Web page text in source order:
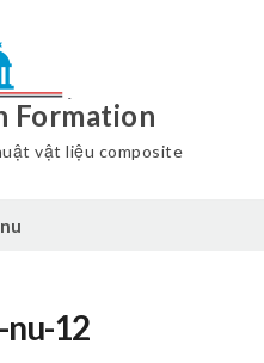
Formation
vật liệu composite
nu-12